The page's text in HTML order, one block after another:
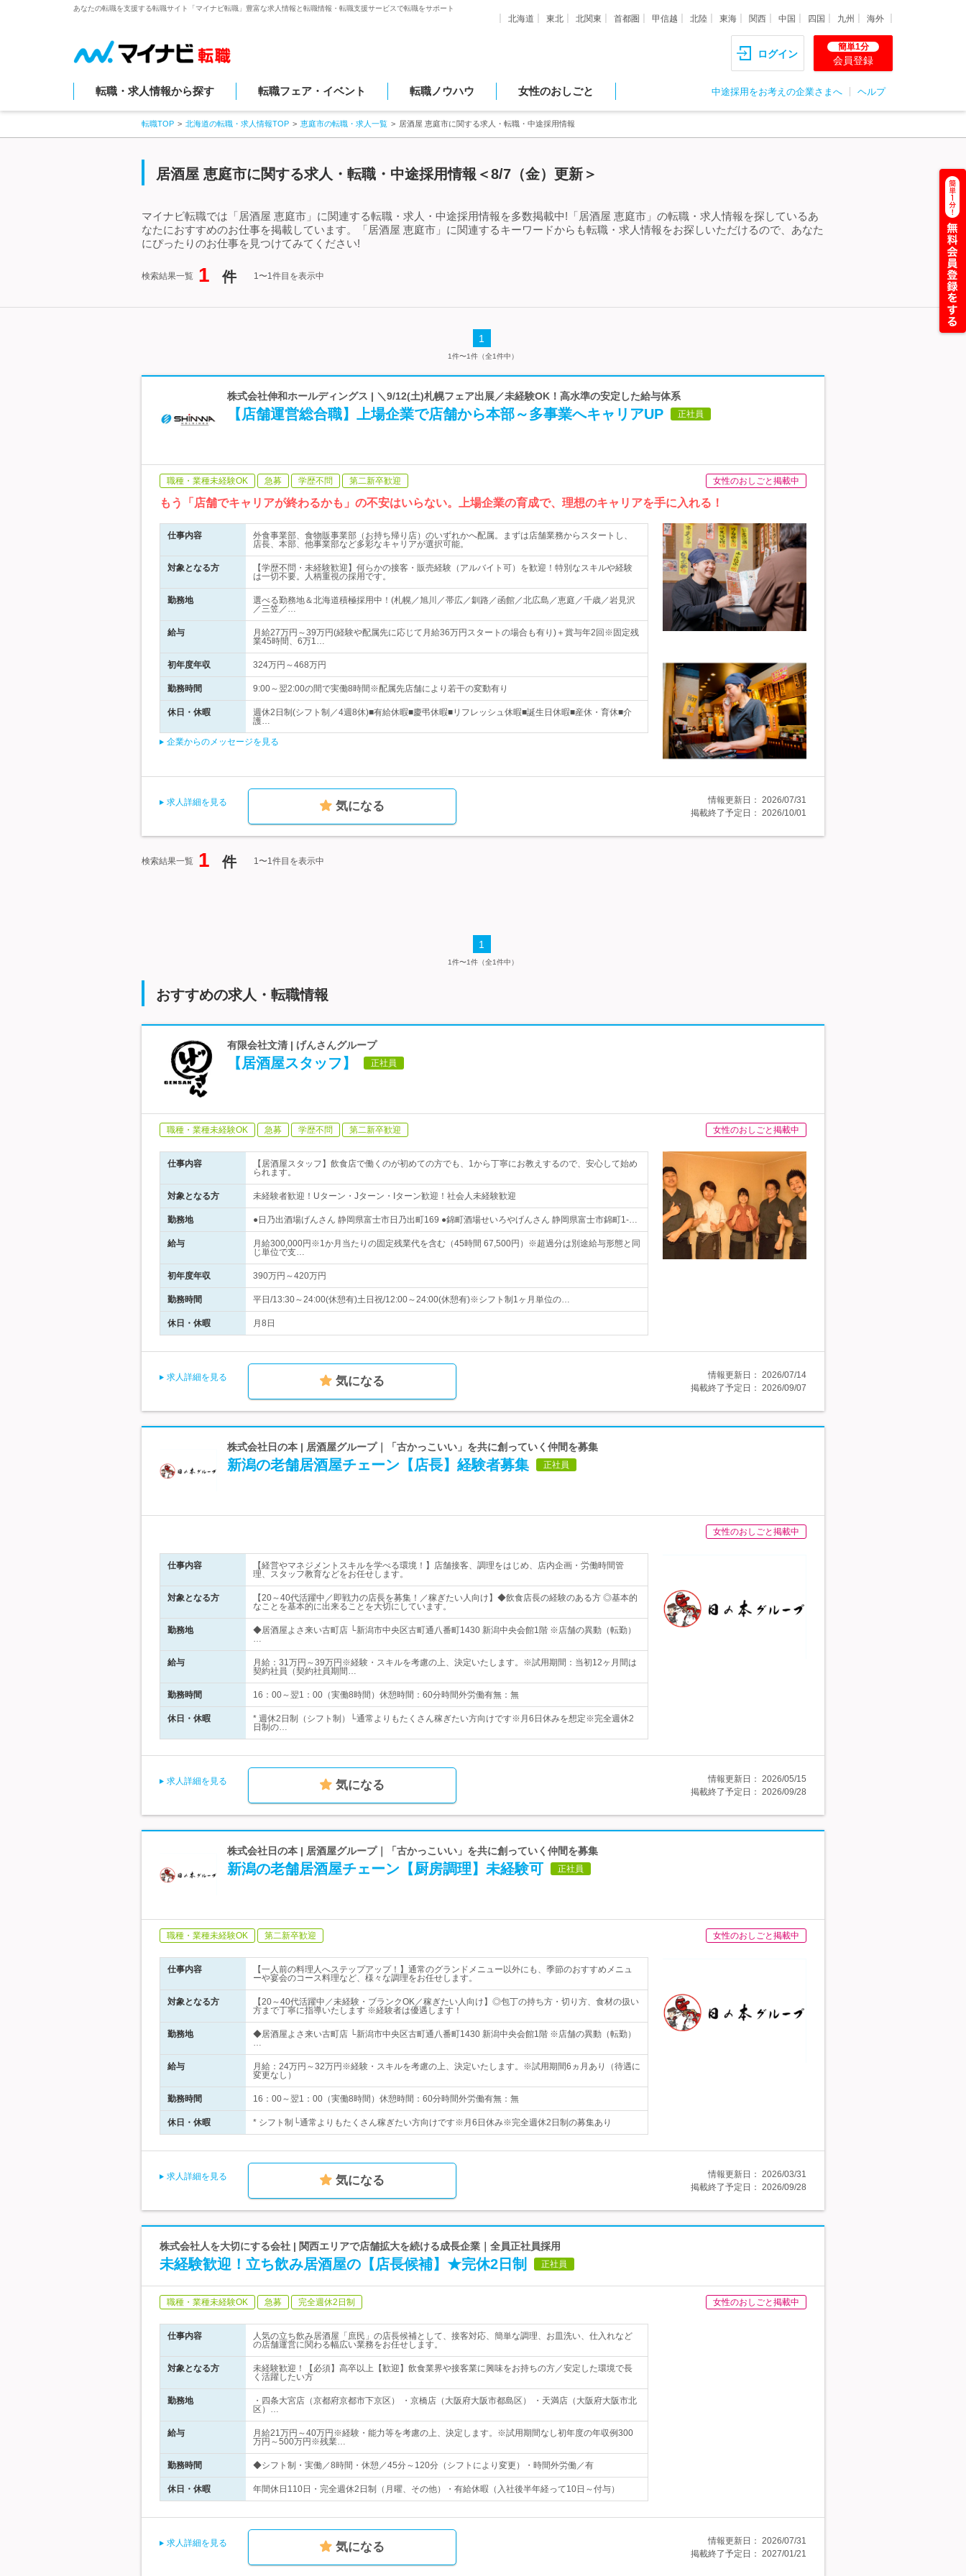
あなたの転職を支援する転職サイト「マイナビ転職」豊富な求人情報と転職情報・転職支援サービスで転職をサポート
北海道 東北 北関東 首都圏 甲信越 北陸 東海 関西 中国 四国 九州 海外
ログイン
簡単1分
会員登録
転職・求人情報から探す 転職フェア・イベント 転職ノウハウ 女性のおしごと 中途採用をお考えの企業さまへ ヘルプ
転職TOP 北海道の転職・求人情報TOP 恵庭市の転職・求人一覧 居酒屋 恵庭市に関する求人・転職・中途採用情報
居酒屋 恵庭市に関する求人・転職・中途採用情報＜8/7（金）更新＞
マイナビ転職では「居酒屋 恵庭市」に関連する転職・求人・中途採用情報を多数掲載中!「居酒屋 恵庭市」の転職・求人情報を探しているあ
なたにおすすめのお仕事を掲載しています。「居酒屋 恵庭市」に関連するキーワードからも転職・求人情報をお探しいただけるので、あなた
にぴったりのお仕事を見つけてみてください!
検索結果一覧 1 件 1〜1件目を表示中
1
1件〜1件（全1件中）
株式会社伸和ホールディングス | ＼9/12(土)札幌フェア出展／未経験OK！高水準の安定した給与体系
【店舗運営総合職】上場企業で店舗から本部～多事業へキャリアUP 正社員
職種・業種未経験OK 急募 学歴不問 第二新卒歓迎 女性のおしごと掲載中
もう「店舗でキャリアが終わるかも」の不安はいらない。上場企業の育成で、理想のキャリアを手に入れる！
仕事内容
外食事業部、食物販事業部（お持ち帰り店）のいずれかへ配属。まずは店舗業務からスタートし、
店長、本部、他事業部など多彩なキャリアが選択可能。
対象となる方
【学歴不問・未経験歓迎】何らかの接客・販売経験（アルバイト可）を歓迎！特別なスキルや経験
は一切不要。人柄重視の採用です。
勤務地
選べる勤務地＆北海道積極採用中！(札幌／旭川／帯広／釧路／函館／北広島／恵庭／千歳／岩見沢
／三笠／…
給与
月給27万円～39万円(経験や配属先に応じて月給36万円スタートの場合も有り)＋賞与年2回※固定残
業45時間、6万1…
初年度年収 324万円～468万円
勤務時間 9:00～翌2:00の間で実働8時間※配属先店舗により若干の変動有り
休日・休暇
週休2日制(シフト制／4週8休)■有給休暇■慶弔休暇■リフレッシュ休暇■誕生日休暇■産休・育休■介
護…
企業からのメッセージを見る
求人詳細を見る 気になる 情報更新日： 2026/07/31
掲載終了予定日： 2026/10/01
検索結果一覧 1 件 1〜1件目を表示中
1
1件〜1件（全1件中）
おすすめの求人・転職情報
有限会社文清 | げんさんグループ
【居酒屋スタッフ】 正社員
職種・業種未経験OK 急募 学歴不問 第二新卒歓迎 女性のおしごと掲載中
仕事内容
【居酒屋スタッフ】飲食店で働くのが初めての方でも、1から丁寧にお教えするので、安心して始め
られます。
対象となる方 未経験者歓迎！Uターン・Jターン・Iターン歓迎！社会人未経験歓迎
勤務地 ●日乃出酒場げんさん 静岡県富士市日乃出町169 ●錦町酒場せいろやげんさん 静岡県富士市錦町1-…
給与
月給300,000円※1か月当たりの固定残業代を含む（45時間 67,500円）※超過分は別途給与形態と同
じ単位で支…
初年度年収 390万円～420万円
勤務時間 平日/13:30～24:00(休憩有)土日祝/12:00～24:00(休憩有)※シフト制1ヶ月単位の…
休日・休暇 月8日
求人詳細を見る 気になる 情報更新日： 2026/07/14
掲載終了予定日： 2026/09/07
株式会社日の本 | 居酒屋グループ｜「古かっこいい」を共に創っていく仲間を募集
新潟の老舗居酒屋チェーン【店長】経験者募集 正社員
女性のおしごと掲載中
仕事内容
【経営やマネジメントスキルを学べる環境！】店舗接客、調理をはじめ、店内企画・労働時間管
理、スタッフ教育などをお任せします。
対象となる方
【20～40代活躍中／即戦力の店長を募集！／稼ぎたい人向け】◆飲食店長の経験のある方 ◎基本的
なことを基本的に出来ることを大切にしています。
勤務地
◆居酒屋よさ来い古町店 └新潟市中央区古町通八番町1430 新潟中央会館1階 ※店舗の異動（転勤）
…
給与
月給：31万円～39万円※経験・スキルを考慮の上、決定いたします。※試用期間：当初12ヶ月間は
契約社員（契約社員期間…
勤務時間 16：00～翌1：00（実働8時間）休憩時間：60分時間外労働有無：無
休日・休暇
* 週休2日制（シフト制）└通常よりもたくさん稼ぎたい方向けです※月6日休みを想定※完全週休2
日制の…
求人詳細を見る 気になる 情報更新日： 2026/05/15
掲載終了予定日： 2026/09/28
株式会社日の本 | 居酒屋グループ｜「古かっこいい」を共に創っていく仲間を募集
新潟の老舗居酒屋チェーン【厨房調理】未経験可 正社員
職種・業種未経験OK 第二新卒歓迎 女性のおしごと掲載中
仕事内容
【一人前の料理人へステップアップ！】通常のグランドメニュー以外にも、季節のおすすめメニュ
ーや宴会のコース料理など、様々な調理をお任せします。
対象となる方
【20～40代活躍中／未経験・ブランクOK／稼ぎたい人向け】◎包丁の持ち方・切り方、食材の扱い
方まで丁寧に指導いたします ※経験者は優遇します！
勤務地
◆居酒屋よさ来い古町店 └新潟市中央区古町通八番町1430 新潟中央会館1階 ※店舗の異動（転勤）
…
給与
月給：24万円～32万円※経験・スキルを考慮の上、決定いたします。※試用期間6ヵ月あり（待遇に
変更なし）
勤務時間 16：00～翌1：00（実働8時間）休憩時間：60分時間外労働有無：無
休日・休暇 * シフト制└通常よりもたくさん稼ぎたい方向けです※月6日休み※完全週休2日制の募集あり
求人詳細を見る 気になる 情報更新日： 2026/03/31
掲載終了予定日： 2026/09/28
株式会社人を大切にする会社 | 関西エリアで店舗拡大を続ける成長企業｜全員正社員採用
未経験歓迎！立ち飲み居酒屋の【店長候補】★完休2日制 正社員
職種・業種未経験OK 急募 完全週休2日制 女性のおしごと掲載中
仕事内容
人気の立ち飲み居酒屋「庶民」の店長候補として、接客対応、簡単な調理、お皿洗い、仕入れなど
の店舗運営に関わる幅広い業務をお任せします。
対象となる方
未経験歓迎！【必須】高卒以上【歓迎】飲食業界や接客業に興味をお持ちの方／安定した環境で長
く活躍したい方
勤務地
・四条大宮店（京都府京都市下京区） ・京橋店（大阪府大阪市都島区） ・天満店（大阪府大阪市北
区）…
給与
月給21万円～40万円※経験・能力等を考慮の上、決定します。※試用期間なし初年度の年収例300
万円～500万円※残業…
勤務時間 ◆シフト制・実働／8時間・休憩／45分～120分（シフトにより変更）・時間外労働／有
休日・休暇 年間休日110日・完全週休2日制（月曜、その他）・有給休暇（入社後半年経って10日～付与）
求人詳細を見る 気になる 情報更新日： 2026/07/31
掲載終了予定日： 2027/01/21